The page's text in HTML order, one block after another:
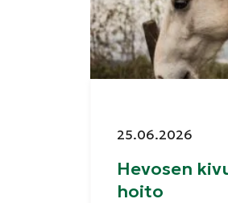
Hevosen
hoito
Julkaistu:
25.06.2026